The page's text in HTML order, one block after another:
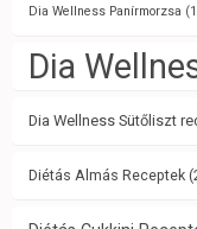
Dia Wellness Panírmorzsa
Dia
Dia Wellness Sütőliszt
Diétás Almás Receptek